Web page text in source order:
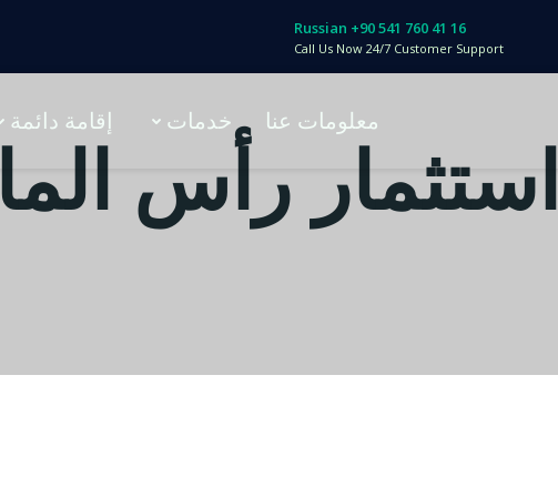
Russian +90 541 760 41 16
Call Us Now 24/7 Customer Support
معلومات عنا خدمات إقامة دائمة
استثمار رأس